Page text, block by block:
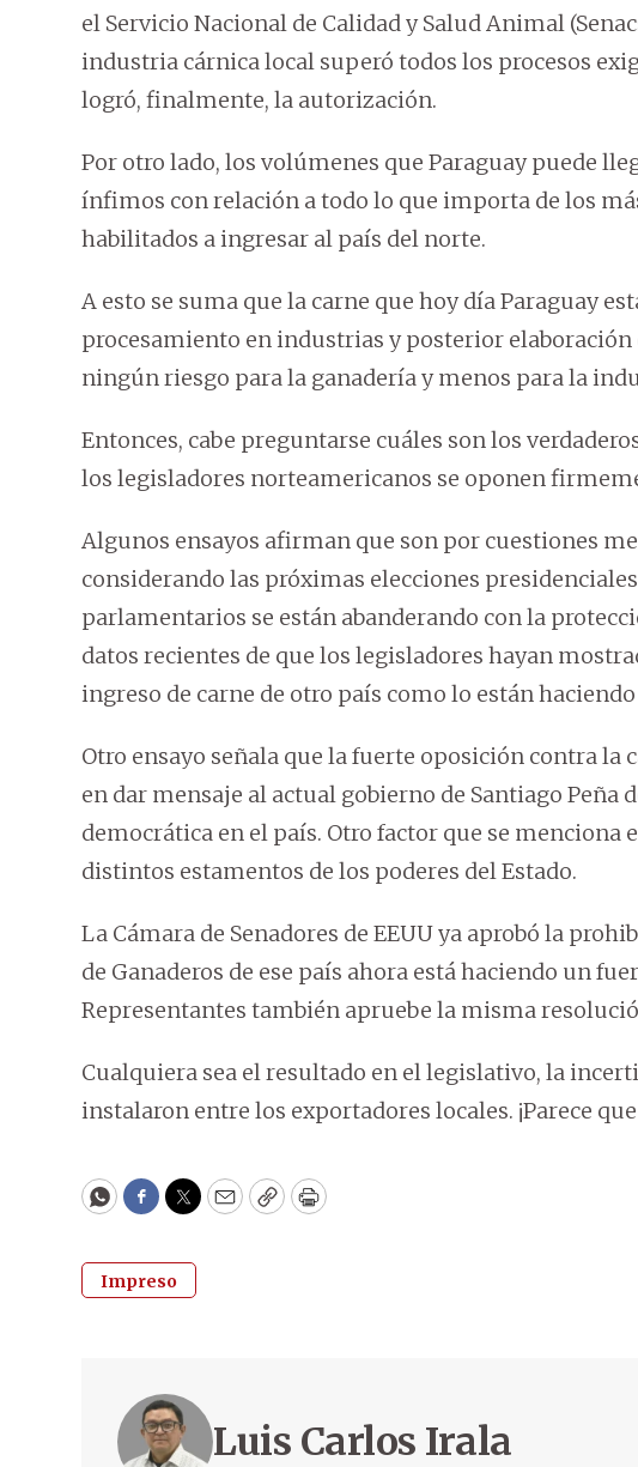
el Servicio Nacional de Calidad y Salud Animal
industria cárnica local superó todos los procesos
logró, finalmente, la autorización.
Por otro lado, los volúmenes que Paraguay puede
ínfimos con relación a todo lo que importa de los
habilitados a ingresar al país del norte.
A esto se suma que la carne que hoy día Paraguay
procesamiento en industrias y posterior elaboración
ningún riesgo para la ganadería y menos para la
Entonces, cabe preguntarse cuáles son los
los legisladores norteamericanos se oponen
Algunos ensayos afirman que son por cuestiones
considerando las próximas elecciones
parlamentarios se están abanderando con la
datos recientes de que los legisladores hayan
ingreso de carne de otro país como lo están
Otro ensayo señala que la fuerte oposición contra la
en dar mensaje al actual gobierno de Santiago Peña
democrática en el país. Otro factor que se menciona
distintos estamentos de los poderes del Estado.
La Cámara de Senadores de EEUU ya aprobó la
de Ganaderos de ese país ahora está haciendo un
Representantes también apruebe la misma
Cualquiera sea el resultado en el legislativo, la
instalaron entre los exportadores locales. ¡Parece
WhatsApp
Facebook
Twitter
EmailCopyPrint
Impreso
Luis Carlos Irala